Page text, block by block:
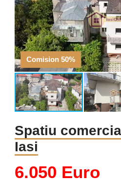
Comision 50%
Spatiu
Iasi
6.050 Euro